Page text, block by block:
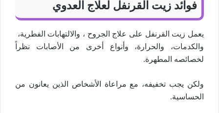
فوائد زيت القرنفل لعلاج العدوي
يعمل زيت القرنفل على علاج الجروح ، والالتهابات الفطرية،
والكدمات، والحرارة، وأنواع أخرى من الأصابات نظراً
لخصائصه المطهرة.
ولكن يجب تخفيفه، مع مراعاة الأشخاص الذين يعانون من
الحساسية.